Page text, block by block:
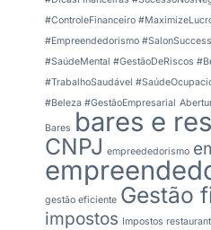
#ControleFinanceiro
#Empreendedorismo #SalonSuccess
#SaúdeMental #GestãoDeRiscos
#TrabalhoSaudável
#Beleza #GestãoEmpresarial
Bares bares e
CNPJ empreededorismo
gestão eficiente Gestão
impostos Impostos